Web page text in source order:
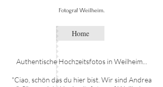
Fotograf Weilheim.
Home
Authentische Hochzeitsfotos in Weilheim...
"Ciao, schön das du hier bist. Wir sind Andrea